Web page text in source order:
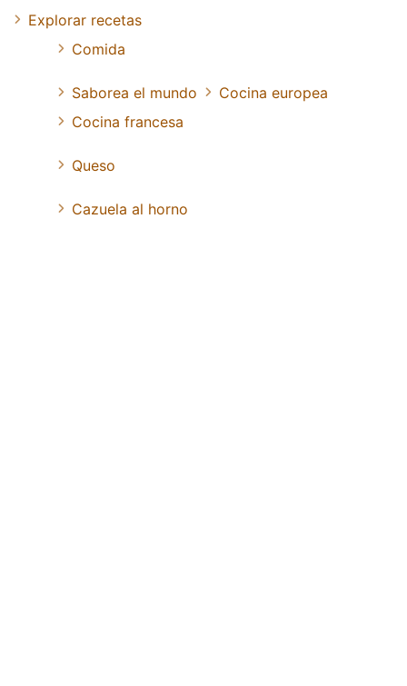
Explorar recetas
Comida
Saborea el mundo
Cocina europea
Cocina francesa
Queso
Cazuela al horno